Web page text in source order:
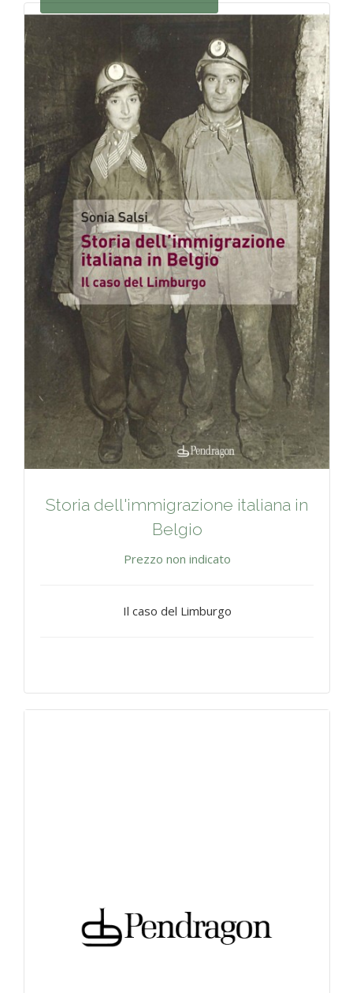
Storia dell'immigrazione italiana in
Belgio
Prezzo non indicato
Il caso del Limburgo